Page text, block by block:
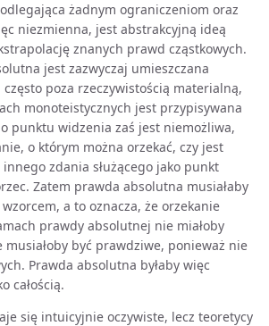
żadnym ograniczeniom oraz
niezmienna, jest abstrakcyjną ideą
znanych prawd cząstkowych.
jest zazwyczaj umieszczana
poza rzeczywistością materialną,
monoteistycznych jest przypisywana
punktu widzenia zaś jest niemożliwa,
o którym można orzekać, czy jest
zdania służącego jako punkt
Zatem prawda absolutna musiałaby
a to oznacza, że orzekanie
prawdy absolutnej nie miałoby
musiałoby być prawdziwe, ponieważ nie
Prawda absolutna byłaby więc
całością.
się intuicyjnie oczywiste, lecz teoretycy